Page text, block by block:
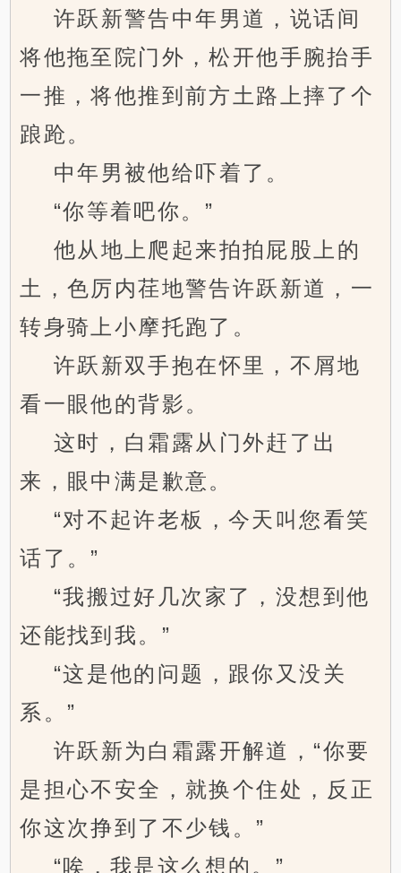
许跃新警告中年男道，说话间
将他拖至院门外，松开他手腕抬手
一推，将他推到前方土路上摔了个
踉跄。
中年男被他给吓着了。
“你等着吧你。”
他从地上爬起来拍拍屁股上的
土，色厉内荏地警告许跃新道，一
转身骑上小摩托跑了。
许跃新双手抱在怀里，不屑地
看一眼他的背影。
这时，白霜露从门外赶了出
来，眼中满是歉意。
“对不起许老板，今天叫您看笑
话了。”
“我搬过好几次家了，没想到他
还能找到我。”
“这是他的问题，跟你又没关
系。”
许跃新为白霜露开解道，“你要
是担心不安全，就换个住处，反正
你这次挣到了不少钱。”
“唉，我是这么想的。”